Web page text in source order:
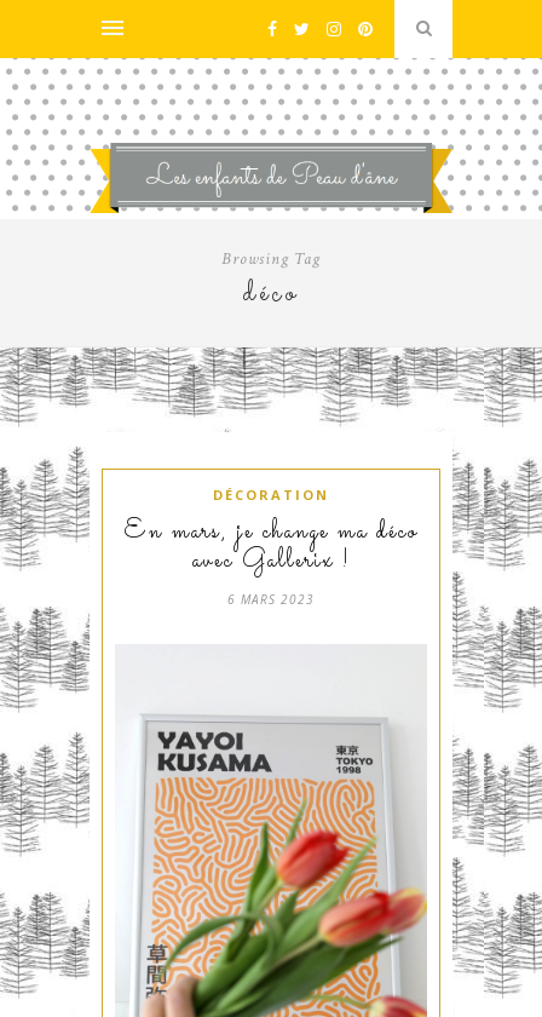
Browsing Tag
déco
DÉCORATION
En mars, je change ma déco
avec Gallerix !
6 MARS 2023